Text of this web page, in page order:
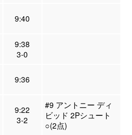
9:40
9:38
3-0
9:36
9:22
3-2
#9 アントニー ディ
ビッド 2Pシュート
○(2点)